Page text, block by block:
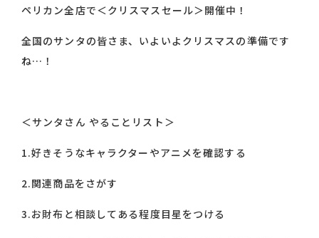
ペリカン全店で＜クリスマスセール＞開催中！
全国のサンタの皆さま、いよいよクリスマスの準備です
ね…！
＜サンタさん やることリスト＞
1.好きそうなキャラクターやアニメを確認する
2.関連商品をさがす
3.お財布と相談してある程度目星をつける